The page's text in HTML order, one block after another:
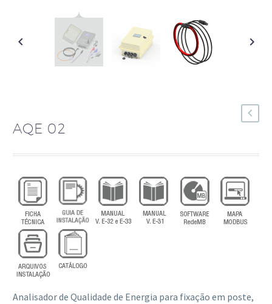
AQE 02
Analisador de Qualidade de Energia para fixação em poste,